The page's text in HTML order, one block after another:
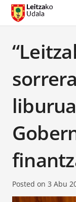
Posted on 3 Abu